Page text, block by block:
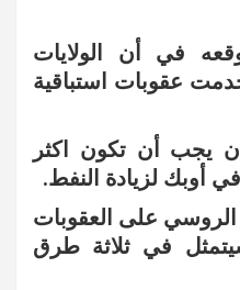
في أن الولايات
عقوبات استباقية
يجب أن تكون اكثر
أوبك لزيادة النفط.
الروسي على العقوبات
سيتمثل في ثلاثة طرق